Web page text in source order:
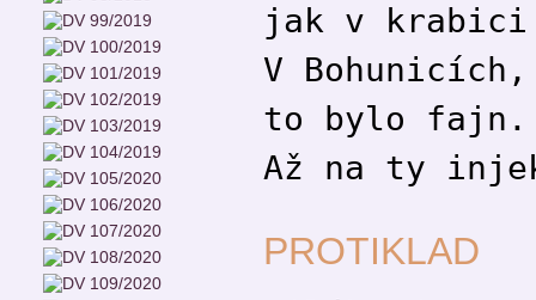
jak v krabici
V
to bylo fajn.
Až na ty
PROTIKLAD